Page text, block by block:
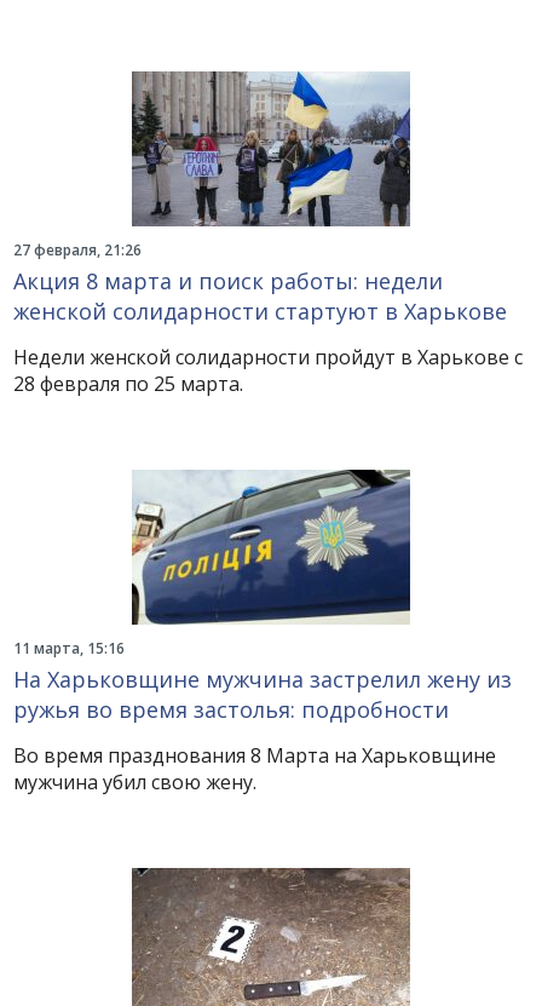
27 февраля, 21:26
Акция 8 марта и поиск работы: недели
женской солидарности стартуют в Харькове
Недели женской солидарности пройдут в Харькове с
28 февраля по 25 марта.
11 марта, 15:16
На Харьковщине мужчина застрелил жену из
ружья во время застолья: подробности
Во время празднования 8 Марта на Харьковщине
мужчина убил свою жену.